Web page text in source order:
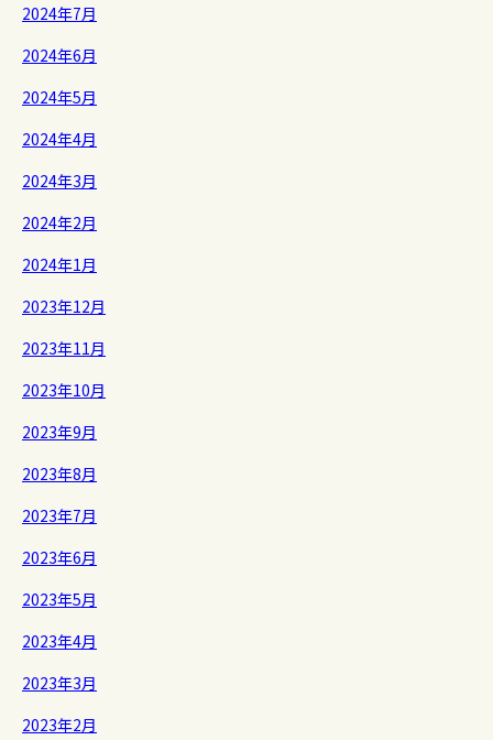
2024年7月
2024年6月
2024年5月
2024年4月
2024年3月
2024年2月
2024年1月
2023年12月
2023年11月
2023年10月
2023年9月
2023年8月
2023年7月
2023年6月
2023年5月
2023年4月
2023年3月
2023年2月